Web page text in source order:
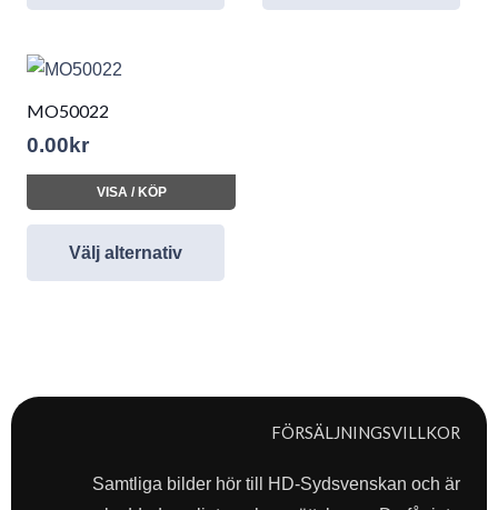
MO50022
0.00 kr
VISA / KÖP
Välj alternativ
FÖRSÄLJNINGSVILLKOR
Samtliga bilder hör till HD-Sydsvenskan och är